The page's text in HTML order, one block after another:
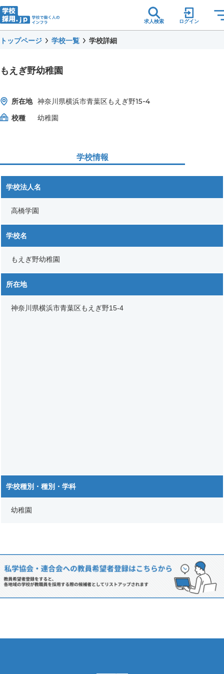
求人検索 ログイン
トップページ 学校一覧 学校詳細
もえぎ野幼稚園
所在地 神奈川県横浜市青葉区もえぎ野15-4
校種
幼稚園
学校情報
学校法人名
高橋学園
学校名
もえぎ野幼稚園
所在地
神奈川県横浜市青葉区もえぎ野15-4
学校種別・種別・学科
幼稚園